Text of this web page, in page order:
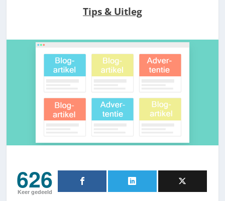
Tips & Uitleg
626
Keer gedeeld